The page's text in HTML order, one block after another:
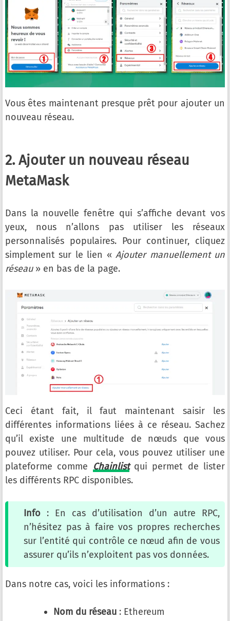
Vous êtes maintenant presque prêt pour ajouter un
nouveau réseau.
2. Ajouter un nouveau réseau
MetaMask
Dans la nouvelle fenêtre qui s’affiche devant vos
yeux, nous n’allons pas utiliser les réseaux
personnalisés populaires. Pour continuer, cliquez
simplement sur le lien «Ajouter manuellement un
réseau» en bas de la page.
Ceci étant fait, il faut maintenant saisir les
différentes informations liées à ce réseau. Sachez
qu’il existe une multitude de nœuds que vous
pouvez utiliser. Pour cela, vous pouvez utiliser une
plateforme comme Chainlistqui permet de lister
les différents RPC disponibles.
Info : En cas d’utilisation d’un autre RPC,
n’hésitez pas à faire vos propres recherches
sur l’entité qui contrôle ce nœud afin de vous
assurer qu’ils n’exploitent pas vos données.
Dans notre cas, voici les informations :
Nom du réseau : Ethereum